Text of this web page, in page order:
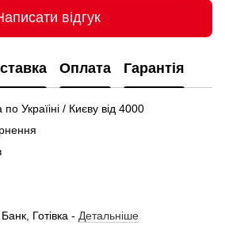
відгук
Оплата Гарантія
Україіні / Києву від 4000
Готівка - Детальніше